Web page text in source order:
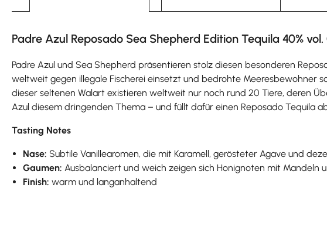
Padre Azul Reposado Sea Shepherd Edition Tequila 40%
Padre Azul und Sea Shepherd präsentieren stolz diesen besonderen
weltweit gegen illegale Fischerei einsetzt und bedrohte Meeresbewohner
dieser seltenen Walart existieren weltweit nur noch rund 20 Tiere, deren
Azul diesem dringenden Thema – und füllt dafür einen Reposado Tequila
Tasting Notes
Nase: Subtile Vanillearomen, die mit Karamell, gerösteter Agave und
Gaumen: Ausbalanciert und weich zeigen sich Honignoten mit Mandeln
Finish: warm und langanhaltend